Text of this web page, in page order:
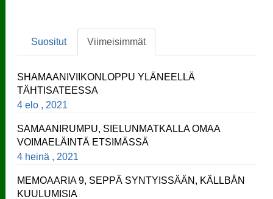
Suositut Viimeisimmät
SHAMAANIVIIKONLOPPU YLÄNEELLÄ
TÄHTISATEESSA
4 elo , 2021
SAMAANIRUMPU, SIELUNMATKALLA OMAA
VOIMAELÄINTÄ ETSIMÄSSÄ
4 heinä , 2021
MEMOAARIA 9, SEPPÄ SYNTYISSÄÄN, KÄLLBÅN
KUULUMISIA